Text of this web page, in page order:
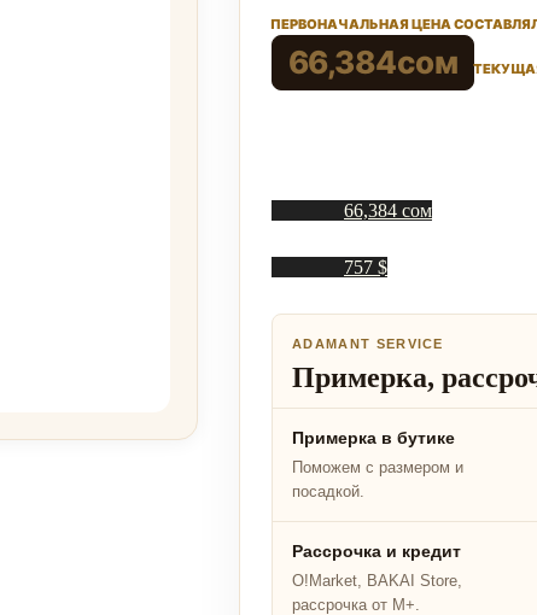
ПЕРВОНАЧАЛЬНАЯ ЦЕНА
66,384сом
66,384 сом
757 $
ADAMANT SERVICE
Примерка,
Примерка в бутике
Поможем с размером и
посадкой.
Рассрочка и кредит
O!Market, BAKAI Store,
рассрочка от M+.